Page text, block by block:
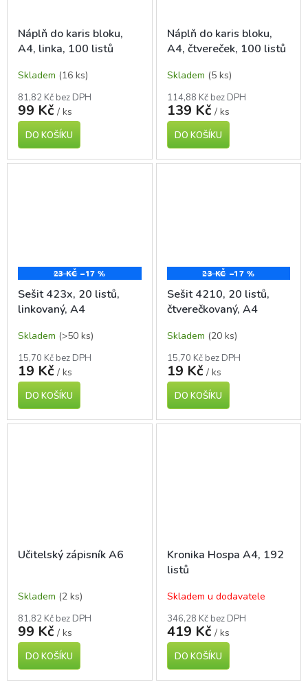
Náplň do karis bloku,
A4, linka, 100 listů
Skladem (16 ks)
81,82 Kč bez DPH
99 Kč / ks
DO KOŠÍKU
Náplň do karis bloku,
A4, čtvereček, 100 listů
Skladem (5 ks)
114,88 Kč bez DPH
139 Kč / ks
DO KOŠÍKU
23 KČ –17 %
Sešit 423x, 20 listů,
linkovaný, A4
Skladem (>50 ks)
15,70 Kč bez DPH
19 Kč / ks
DO KOŠÍKU
23 KČ –17 %
Sešit 4210, 20 listů,
čtverečkovaný, A4
Skladem (20 ks)
15,70 Kč bez DPH
19 Kč / ks
DO KOŠÍKU
Učitelský zápisník A6
Skladem (2 ks)
81,82 Kč bez DPH
99 Kč / ks
DO KOŠÍKU
Kronika Hospa A4, 192
listů
Skladem u dodavatele
346,28 Kč bez DPH
419 Kč / ks
DO KOŠÍKU